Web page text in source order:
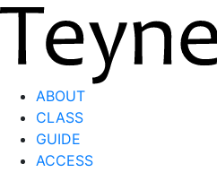
ABOUT
CLASS
GUIDE
ACCESS